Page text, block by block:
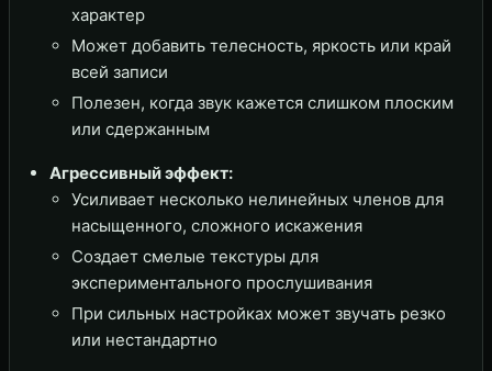
характер
Может добавить телесность, яркость или край
всей записи
Полезен, когда звук кажется слишком плоским
или сдержанным
Агрессивный эффект:
Усиливает несколько нелинейных членов для
насыщенного, сложного искажения
Создает смелые текстуры для
экспериментального прослушивания
При сильных настройках может звучать резко
или нестандартно